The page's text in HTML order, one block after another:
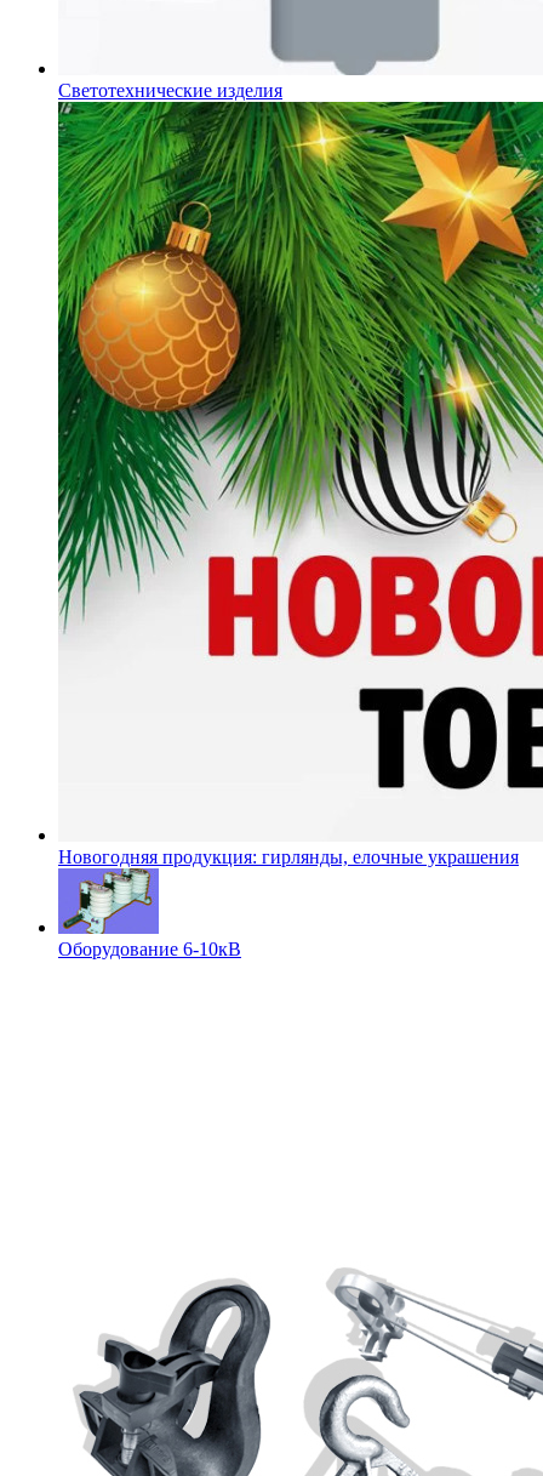
Светотехнические изделия
Новогодняя продукция: гирлянды, елочные украшения
Оборудование 6-10кВ